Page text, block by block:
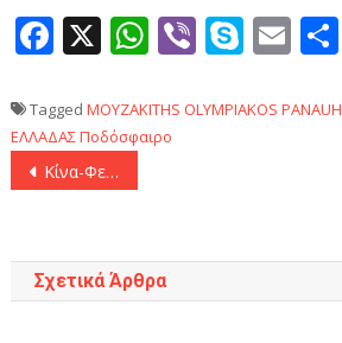
Facebook
X WhatsApp
ViberSkype
Tagged MOYZAKITHS OLYMPIAKOS
ΕΛΛΑΔΑΣΠοδόσφαιρο
Πλοήγηση
Κίνα-Φεστιβάλ της Άνοιξης 2025: Περισσότεροι από 3 εκατ. επισκέπτες στα μουσεία επιστήμης και τεχνολογίας
Σχετικά Άρθρα